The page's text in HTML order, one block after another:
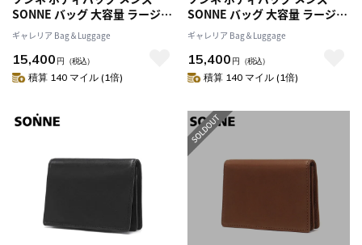
SONNE バッグ 大容量 ラージサ
イズ 大きめ L 縦型 ワンショル
ダー 斜めがけバッグ 2層 ショル
ダー ナイロン 軽量 軽い はっ水
撥水 止水ファスナー タブレッ
ギャレリア Bag＆Luggage
15,400 円 （税込）
積算 140 マイル (1倍)
SONNE バッグ 大容量 ラージサ
イズ 大きめ L 縦型 ワンショル
ダー 斜めがけバッグ 2層 ショル
ダー ナイロン 軽量 軽い はっ水
撥水 止水ファスナー タブレッ
ギャレリア Bag＆Luggage
15,400 円 （税込）
積算 140 マイル (1倍)